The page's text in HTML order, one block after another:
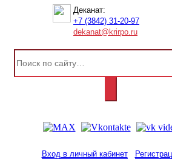
Деканат:
+7 (3842) 31-20-97
dekanat@krirpo.ru
Вход в личный кабинет